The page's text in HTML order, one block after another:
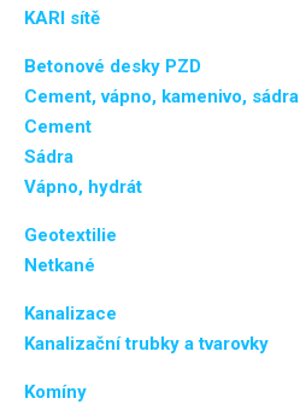
KARI sítě
Betonové desky PZD
Cement, vápno, kamenivo, sádra
Cement
Sádra
Vápno, hydrát
Geotextilie
Netkané
Kanalizace
Kanalizační trubky a tvarovky
Komíny